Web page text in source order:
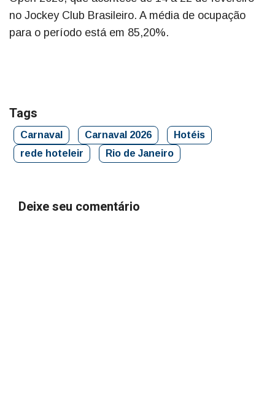
no Jockey Club Brasileiro. A média de ocupação
para o período está em 85,20%.
Tags
Carnaval Carnaval 2026
Hotéis
rede hoteleir
Rio de Janeiro
Deixe seu comentário